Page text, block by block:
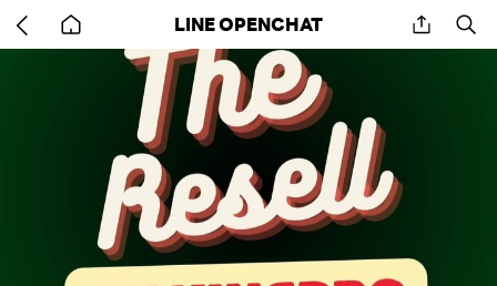
back
to
home
LINE OPENCHAT share